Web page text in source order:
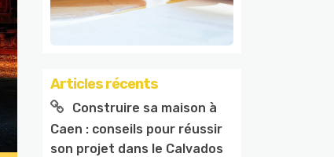
Articles récents
Construire sa maison à
Caen : conseils pour réussir
son projet dans le Calvados